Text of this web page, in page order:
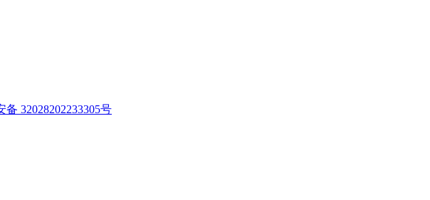
备 32028202233305号